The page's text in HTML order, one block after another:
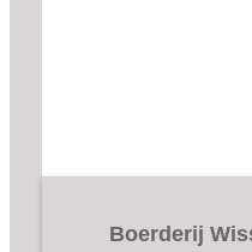
Boerderij